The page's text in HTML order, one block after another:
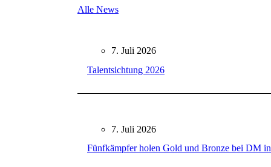
Alle News
7. Juli 2026
Talentsichtung 2026
7. Juli 2026
Fünfkämpfer holen Gold und Bronze bei DM